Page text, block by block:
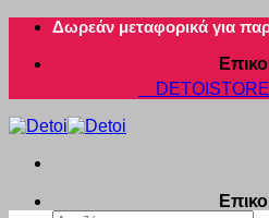
Μετάβαση
περιεχόμενο
Δωρεάν μεταφορικά για